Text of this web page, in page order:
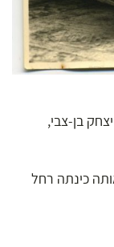
בן-צבי,
כינתה רחל